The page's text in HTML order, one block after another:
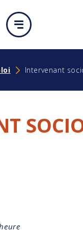
Intervenant